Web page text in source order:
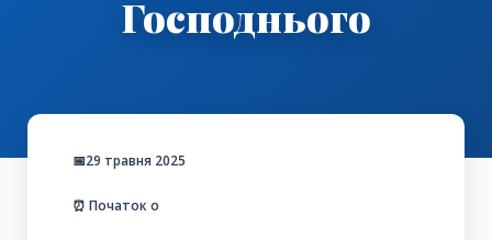
Господнього
📅29 травня 2025
⏰ Початок о